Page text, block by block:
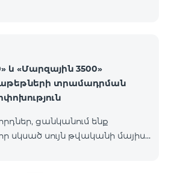
և «Մարզային 3500»
տրամադրման
ցանկանում ենք
սկսած սույն թվականի մայիսի